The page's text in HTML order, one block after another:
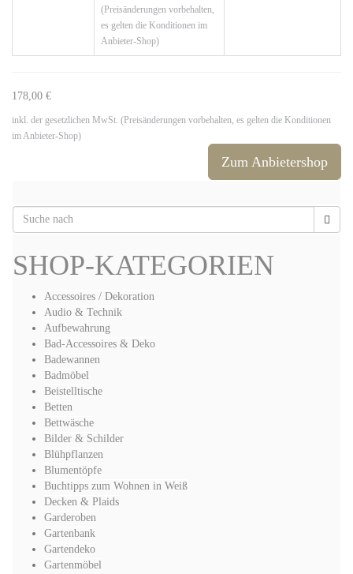
(Preisänderungen vorbehalten,
es gelten die Konditionen im
Anbieter-Shop)
178,00 €
inkl. der gesetzlichen MwSt. (Preisänderungen vorbehalten, es gelten die Konditionen
im Anbieter-Shop)
Zum Anbietershop
SHOP-KATEGORIEN
Accessoires / Dekoration
Audio & Technik
Aufbewahrung
Bad-Accessoires & Deko
Badewannen
Badmöbel
Beistelltische
Betten
Bettwäsche
Bilder & Schilder
Blühpflanzen
Blumentöpfe
Buchtipps zum Wohnen in Weiß
Decken & Plaids
Garderoben
Gartenbank
Gartendeko
Gartenmöbel